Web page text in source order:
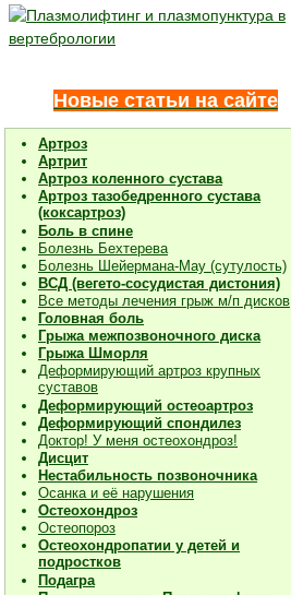
Новые статьи на сайте
Артроз
Артрит
Артроз коленного сустава
Артроз тазобедренного сустава
(коксартроз)
Боль в спине
Болезнь Бехтерева
Болезнь Шейермана-Мау (сутулость)
ВСД (вегето-сосудистая дистония)
Все методы лечения грыж м/п дисков
Головная боль
Грыжа межпозвоночного диска
Грыжа Шморля
Деформирующий артроз крупных
суставов
Деформирующий остеоартроз
Деформирующий спондилез
Доктор! У меня остеохондроз!
Дисцит
Нестабильность позвоночника
Осанка и её нарушения
Остеохондроз
Остеопороз
Остеохондропатии у детей и
подростков
Подагра